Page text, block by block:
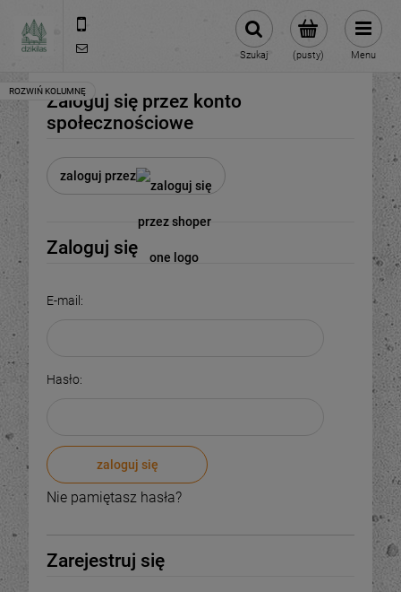
(pusty)
Szukaj Menu
Zaloguj się przez konto
społecznościowe
zaloguj przez
Zaloguj się
E-mail:
Hasło:
zaloguj się
Nie pamiętasz hasła?
Zarejestruj się